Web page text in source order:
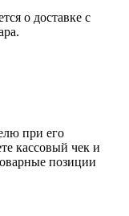
о доставке с
при его
кассовый чек и
позиции